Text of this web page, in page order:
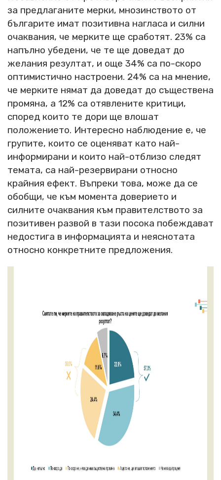
за предлаганите мерки, мнозинството от
българите имат позитивна нагласа и силни
очаквания, че мерките ще сработят. 23% са
напълно убедени, че те ще доведат до
желания резултат, и още 34% са по-скоро
оптимистично настроени. 24% са на мнение,
че мерките нямат да доведат до съществена
промяна, а 12% са отявлените критици,
според които те дори ще влошат
положението. Интересно наблюдение е, че
групите, които се оценяват като най-
информирани и които най-отблизо следят
темата, са най-резервирани относно
крайния ефект. Въпреки това, може да се
обобщи, че към момента доверието и
силните очаквания към правителството за
позитивен развой в тази посока побеждават
недостига в информацията и неяснотата
относно конкретните предложения.